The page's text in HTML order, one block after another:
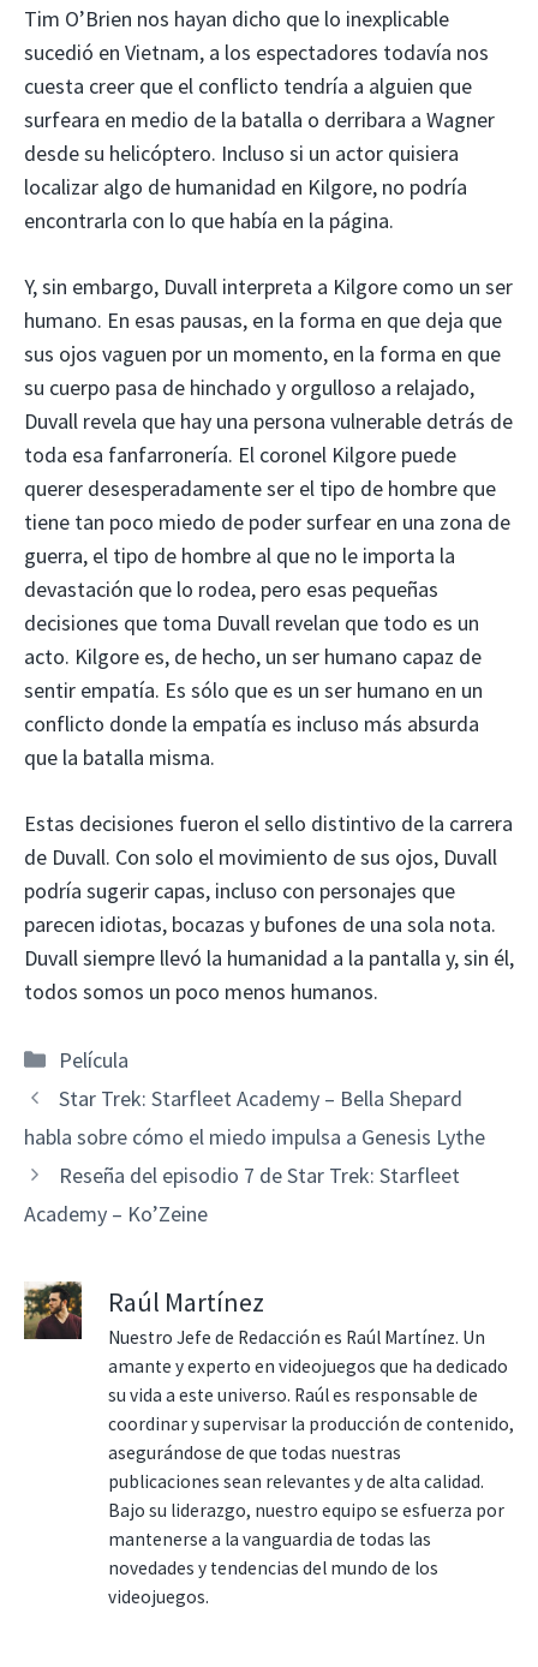
Tim O’Brien nos hayan dicho que lo inexplicable
sucedió en Vietnam, a los espectadores todavía nos
cuesta creer que el conflicto tendría a alguien que
surfeara en medio de la batalla o derribara a Wagner
desde su helicóptero. Incluso si un actor quisiera
localizar algo de humanidad en Kilgore, no podría
encontrarla con lo que había en la página.
Y, sin embargo, Duvall interpreta a Kilgore como un ser
humano. En esas pausas, en la forma en que deja que
sus ojos vaguen por un momento, en la forma en que
su cuerpo pasa de hinchado y orgulloso a relajado,
Duvall revela que hay una persona vulnerable detrás de
toda esa fanfarronería. El coronel Kilgore puede
querer desesperadamente ser el tipo de hombre que
tiene tan poco miedo de poder surfear en una zona de
guerra, el tipo de hombre al que no le importa la
devastación que lo rodea, pero esas pequeñas
decisiones que toma Duvall revelan que todo es un
acto. Kilgore es, de hecho, un ser humano capaz de
sentir empatía. Es sólo que es un ser humano en un
conflicto donde la empatía es incluso más absurda
que la batalla misma.
Estas decisiones fueron el sello distintivo de la carrera
de Duvall. Con solo el movimiento de sus ojos, Duvall
podría sugerir capas, incluso con personajes que
parecen idiotas, bocazas y bufones de una sola nota.
Duvall siempre llevó la humanidad a la pantalla y, sin él,
todos somos un poco menos humanos.
Categorías
Película
Star Trek: Starfleet Academy – Bella Shepard
habla sobre cómo el miedo impulsa a Genesis Lythe
Reseña del episodio 7 de Star Trek: Starfleet
Academy – Ko’Zeine
Raúl Martínez
Nuestro Jefe de Redacción es Raúl Martínez. Un
amante y experto en videojuegos que ha dedicado
su vida a este universo. Raúl es responsable de
coordinar y supervisar la producción de contenido,
asegurándose de que todas nuestras
publicaciones sean relevantes y de alta calidad.
Bajo su liderazgo, nuestro equipo se esfuerza por
mantenerse a la vanguardia de todas las
novedades y tendencias del mundo de los
videojuegos.